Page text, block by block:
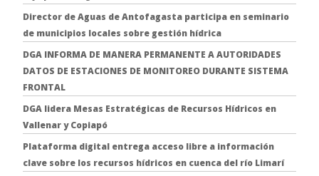
Director de Aguas de Antofagasta participa en seminario
de municipios locales sobre gestión hídrica
DGA INFORMA DE MANERA PERMANENTE A AUTORIDADES
DATOS DE ESTACIONES DE MONITOREO DURANTE SISTEMA
FRONTAL
DGA lidera Mesas Estratégicas de Recursos Hídricos en
Vallenar y Copiapó
Plataforma digital entrega acceso libre a información
clave sobre los recursos hídricos en cuenca del río Limarí